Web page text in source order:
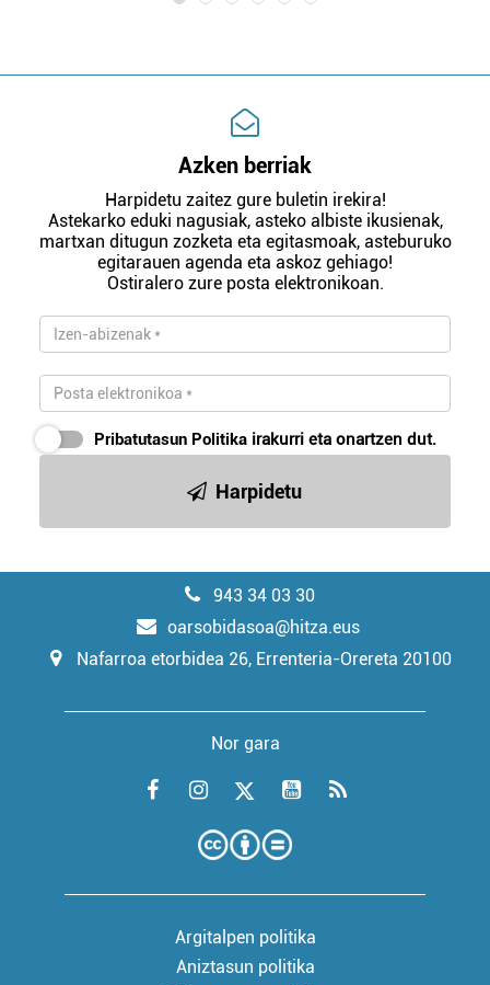
Azken berriak
Harpidetu zaitez gure buletin irekira!
Astekarko eduki nagusiak, asteko albiste ikusienak,
martxan ditugun zozketa eta egitasmoak, asteburuko
egitarauen agenda eta askoz gehiago!
Ostiralero zure posta elektronikoan.
Pribatutasun Politika irakurri eta onartzen dut.
Harpidetu
943 34 03 30
oarsobidasoa@hitza.eus
Nafarroa etorbidea 26, Errenteria-Orereta 20100
Nor gara
Argitalpen politika
Aniztasun politika